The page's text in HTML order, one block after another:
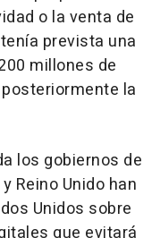
o la venta de
prevista una
millones de
la
los gobiernos de
Reino Unido han
Unidos sobre
que evitará